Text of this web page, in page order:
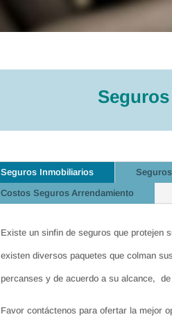
Seguros Inmobiliarios
Costos Seguros Arrendamiento
Existe un sinfin de seguros que protejen
existen diversos paquetes que colman
percanses y de acuerdo a su alcance,
Favor contáctenos para ofertar la mejor